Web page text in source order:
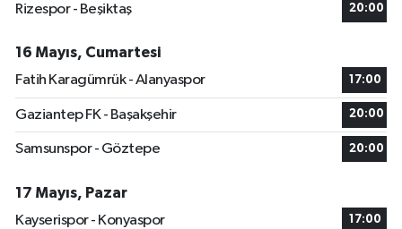
Rizespor - Beşiktaş
20:00
16 Mayıs, Cumartesi
Fatih Karagümrük - Alanyaspor
17:00
Gaziantep FK - Başakşehir 20:00
Samsunspor - Göztepe 20:00
17 Mayıs, Pazar
Kayserispor - Konyaspor
17:00